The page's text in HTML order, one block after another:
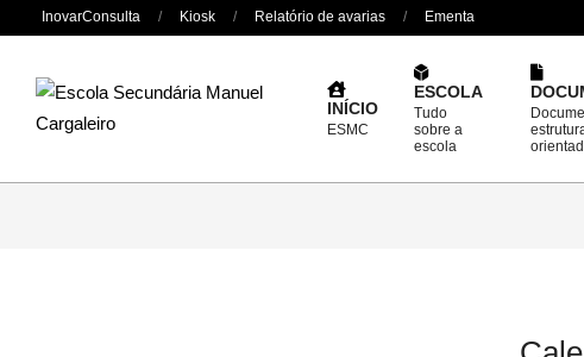
content
InovarConsulta Kiosk Relatório de avarias Ementa
INÍCIO
ESMC
ESCOLA
Tudo
sobre a
escola